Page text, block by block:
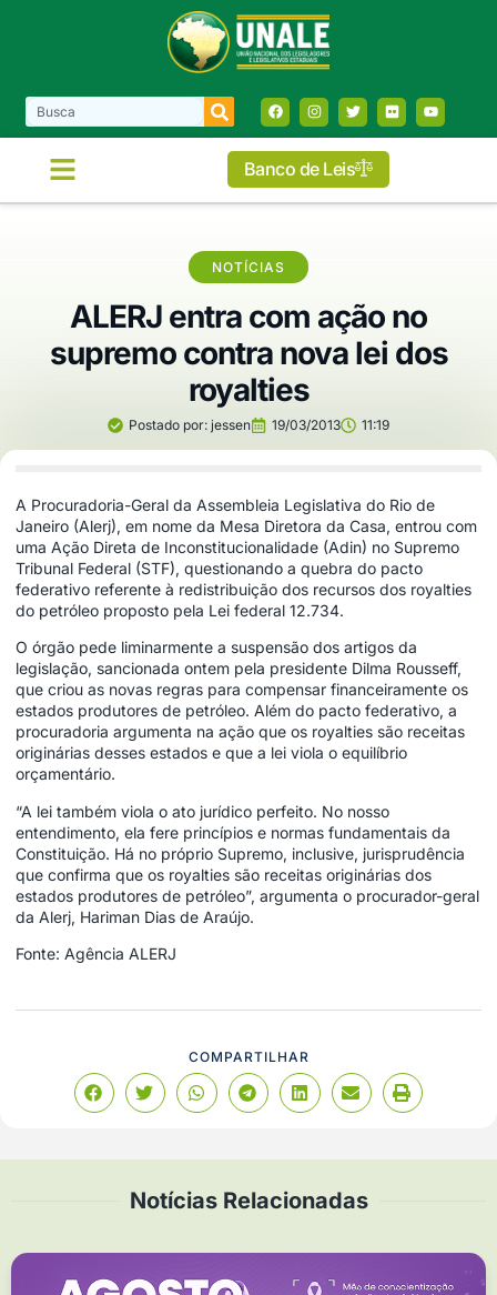
Banco de Leis
NOTÍCIAS
ALERJ entra com ação no
supremo contra nova lei dos
royalties
Postado por: jessen 19/03/2013 11:19
A Procuradoria-Geral da Assembleia Legislativa do Rio de
Janeiro (Alerj), em nome da Mesa Diretora da Casa, entrou com
uma Ação Direta de Inconstitucionalidade (Adin) no Supremo
Tribunal Federal (STF), questionando a quebra do pacto
federativo referente à redistribuição dos recursos dos royalties
do petróleo proposto pela Lei federal 12.734.
O órgão pede liminarmente a suspensão dos artigos da
legislação, sancionada ontem pela presidente Dilma Rousseff,
que criou as novas regras para compensar financeiramente os
estados produtores de petróleo. Além do pacto federativo, a
procuradoria argumenta na ação que os royalties são receitas
originárias desses estados e que a lei viola o equilíbrio
orçamentário.
“A lei também viola o ato jurídico perfeito. No nosso
entendimento, ela fere princípios e normas fundamentais da
Constituição. Há no próprio Supremo, inclusive, jurisprudência
que confirma que os royalties são receitas originárias dos
estados produtores de petróleo”, argumenta o procurador-geral
da Alerj, Hariman Dias de Araújo.
Fonte: Agência ALERJ
COMPARTILHAR
Notícias Relacionadas